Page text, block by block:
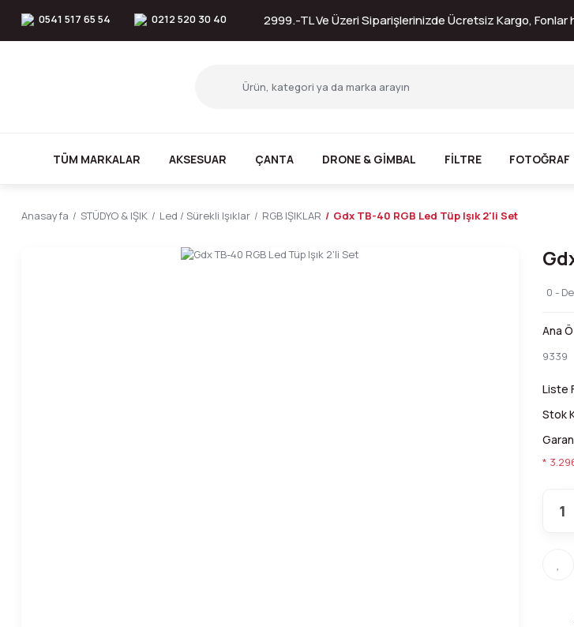
0541 517 65 54 0212 520 30 40 2999.-TL Ve Üzeri Siparişlerinizde Ücretsiz Kargo, Fonlar
TÜM MARKALAR AKSESUAR ÇANTA DRONE & GİMBAL FİLTRE FOTOĞRAF
Anasayfa STÜDYO & IŞIK Led / Sürekli Işıklar RGB IŞIKLAR Gdx TB-40 RGB Led Tüp Işık 2'li Set
0 -
Ana
9339
Liste
Stok
*